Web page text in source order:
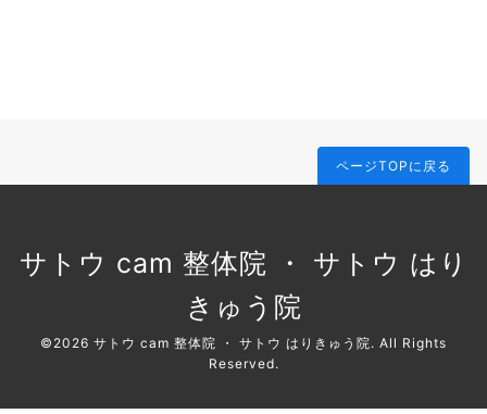
ページTOPに戻る
サトウ cam 整体院 ・ サトウ はり
きゅう院
©2026 サトウ cam 整体院 ・ サトウ はりきゅう院. All Rights
Reserved.